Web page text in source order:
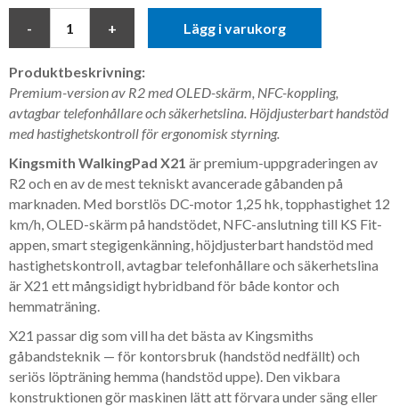
Lägg i varukorg
Produktbeskrivning:
Premium-version av R2 med OLED-skärm, NFC-koppling,
avtagbar telefonhållare och säkerhetslina. Höjdjusterbart handstöd
med hastighetskontroll för ergonomisk styrning.
Kingsmith WalkingPad X21 är premium-uppgraderingen av
R2 och en av de mest tekniskt avancerade gåbanden på
marknaden. Med borstlös DC-motor 1,25 hk, topphastighet 12
km/h, OLED-skärm på handstödet, NFC-anslutning till KS Fit-
appen, smart stegigenkänning, höjdjusterbart handstöd med
hastighetskontroll, avtagbar telefonhållare och säkerhetslina
är X21 ett mångsidigt hybridband för både kontor och
hemmaträning.
X21 passar dig som vill ha det bästa av Kingsmiths
gåbandsteknik — för kontorsbruk (handstöd nedfällt) och
seriös löpträning hemma (handstöd uppe). Den vikbara
konstruktionen gör maskinen lätt att förvara under säng eller